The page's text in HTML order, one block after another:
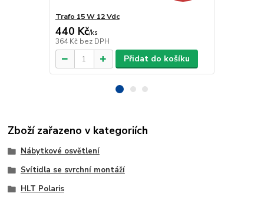
Trafo 15 W 12 Vdc
440 Kč/ks
364 Kč bez DPH
Přidat do košíku
Zboží zařazeno v kategoriích
Nábytkové osvětlení
Svítidla se svrchní montáží
HLT Polaris